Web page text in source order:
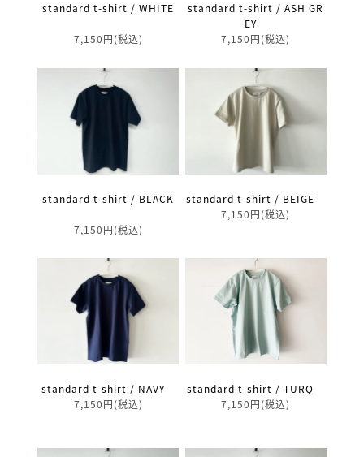
standard t-shirt / WHITE
7,150円(税込)
standard t-shirt / ASH GR
EY
7,150円(税込)
standard t-shirt / BLACK
7,150円(税込)
standard t-shirt / BEIGE
7,150円(税込)
standard t-shirt / NAVY
7,150円(税込)
standard t-shirt / TURQ
7,150円(税込)